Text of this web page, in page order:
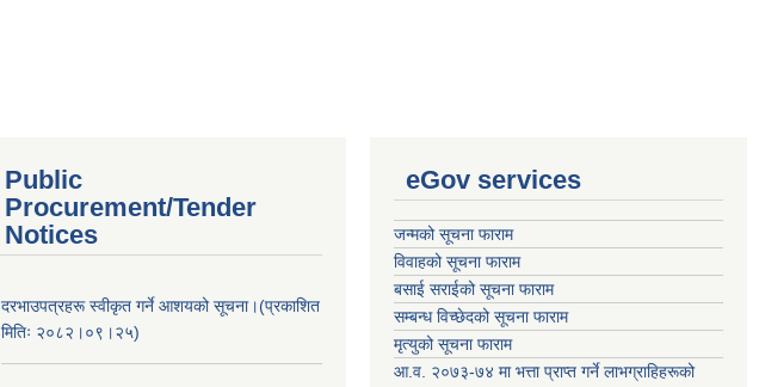
Public
Procurement/Tender
Notices
दरभाउपत्रहरू स्वीकृत गर्ने आशयको सूचना।(प्रकाशित
मितिः २०८२।०९।२५)
eGov services
जन्मको सूचना फाराम
विवाहको सूचना फाराम
बसाई सराईको सूचना फाराम
सम्बन्ध विच्छेदको सूचना फाराम
मृत्युको सूचना फाराम
आ.व. २०७३-७४ मा भत्ता प्राप्त गर्ने लाभग्राहिहरूको